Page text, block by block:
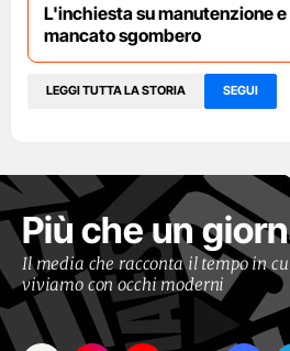
L'inchiesta su manutenzione e
mancato sgombero
LEGGI TUTTA LA STORIA SEGUI
Più che un
Il media che racconta il tempo in
viviamo con occhi moderni